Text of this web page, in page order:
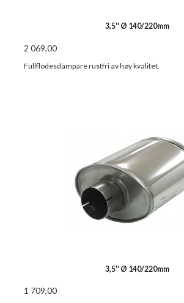
3,5'' Ø 140/220mm
2 069,00
Fullflödesdämpare rustfri av høy kvalitet.
3,5'' Ø 140/220mm
1 709,00